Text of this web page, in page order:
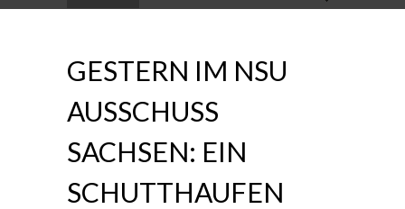
nach:
GESTERN IM NSU
AUSSCHUSS
SACHSEN: EIN
SCHUTTHAUFEN